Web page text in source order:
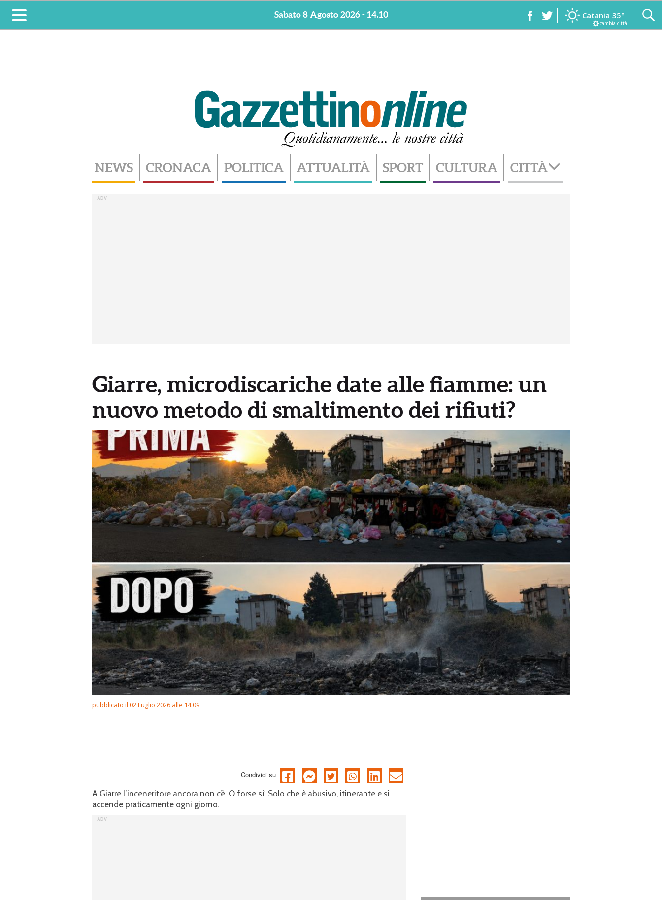
Toggle
navigation
Sabato 8 Agosto 2026 - 14.10 Catania 35°
cambia città
NEWS CRONACA POLITICA ATTUALITÀ SPORT CULTURA CITTÀ
Giarre, microdiscariche date alle fiamme: un
nuovo metodo di smaltimento dei rifiuti?
pubblicato il 02 Luglio 2026 alle 14.09
Condividi su
A Giarre l’inceneritore ancora non c’è. O forse sì. Solo che è abusivo, itinerante e si
accende praticamente ogni giorno.